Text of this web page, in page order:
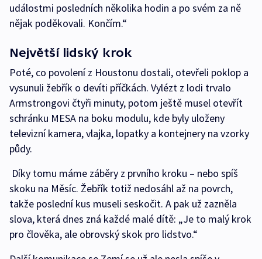
událostmi posledních několika hodin a po svém za ně
nějak poděkovali. Končím.“
Největší lidský krok
Poté, co povolení z Houstonu dostali, otevřeli poklop a
vysunuli žebřík o devíti příčkách. Vylézt z lodi trvalo
Armstrongovi čtyři minuty, potom ještě musel otevřít
schránku MESA na boku modulu, kde byly uloženy
televizní kamera, vlajka, lopatky a kontejnery na vzorky
půdy.
Díky tomu máme záběry z prvního kroku – nebo spíš
skoku na Měsíc. Žebřík totiž nedosáhl až na povrch,
takže poslední kus museli seskočit. A pak už zazněla
slova, která dnes zná každé malé dítě: „Je to malý krok
pro člověka, ale obrovský skok pro lidstvo.“